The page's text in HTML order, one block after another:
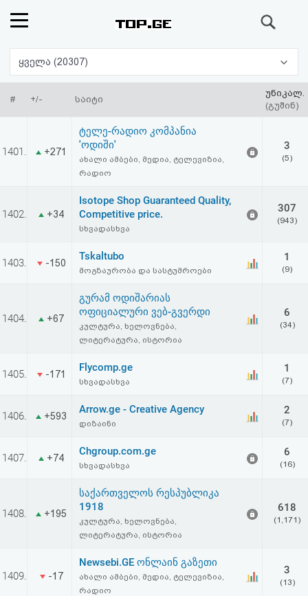
რეიტინგი
(მთავარი)
ფოსტა
კითხვა-
ავტორიზაცია
რეგისტრაცია
აღდგენა
კოდი
სალიცენზიო
პასუხისმგებლობის
უარყოფა
ყველა (20307)
# +/- საიტი
უნიკალ.
(გუშინ)
1401. +271
ტელე-რადიო კომპანია
'ოდიში'
ახალი ამბები, მედია, ტელევიზია,
რადიო
3
(5)
1402. +34
Isotope Shop Guaranteed Quality,
Competitive price.
სხვადასხვა
307
(943)
1403. -150
Tskaltubo
მოგზაურობა და სასტუმროები
1
(9)
1404. +67
გურამ ოდიშარიას
ოფიციალური ვებ-გვერდი
კულტურა, ხელოვნება,
ლიტერატურა, ისტორია
6
(34)
1405. -171
Flycomp.ge
სხვადასხვა
1
(7)
1406. +593
Arrow.ge - Creative Agency
დიზაინი
2
(7)
1407. +74
Chgroup.com.ge
სხვადასხვა
6
(16)
1408. +195
საქართველოს რესპუბლიკა
1918
კულტურა, ხელოვნება,
ლიტერატურა, ისტორია
618
(1,171)
1409. -17
Newsebi.GE ონლაინ გაზეთი
ახალი ამბები, მედია, ტელევიზია,
რადიო
3
(13)